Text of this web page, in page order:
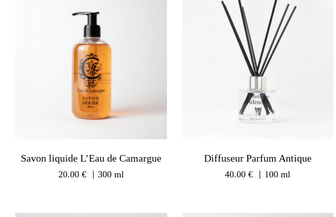
Savon liquide L’Eau de Camargue
20.00 € ｜300 ml
Diffuseur Parfum Antique
40.00€ ｜100 ml